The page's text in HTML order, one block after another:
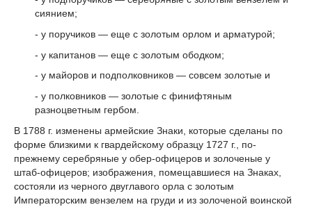
сиянием;
- у поручиков — еще с золотым орлом и арматурой;
- у капитанов — еще с золотым ободком;
- у майоров и подполковников — совсем золотые и
- у полковников — золотые с финифтяным
разноцветным гербом.
В 1788 г. изменены армейские Знаки, которые сделаны по
форме близкими к гвардейскому образцу 1727 г., по-
прежнему серебряные у обер-офицеров и золоченые у
штаб-офицеров; изображения, помещавшиеся на Знаках,
состояли из черного двуглавого орла с золотым
Императорским вензелем на груди и из золоченой воинской